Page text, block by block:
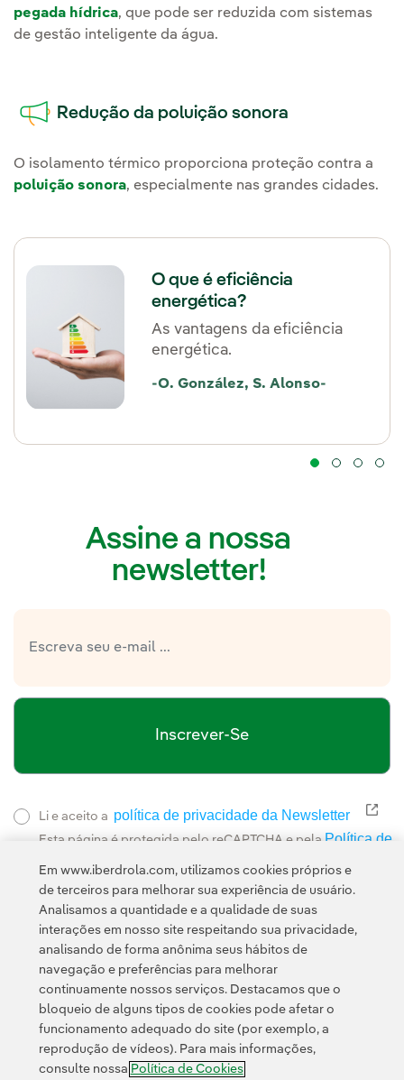
pegada hídrica, que pode ser reduzida com sistemas
de gestão inteligente da água.
Redução da poluição sonora
O isolamento térmico proporciona proteção contra a
poluição sonora, especialmente nas grandes cidades.
O que é eficiência
energética?
As vantagens da eficiência
energética.
-O. González, S. Alonso-
Assine a nossa
newsletter!
Inscrever-Se
Li e aceito a política de privacidade da Newsletter Link
Esta página é protegida pelo reCAPTCHA e pela Política de
e pela
Contato Clientes Política de Privacidade Informação legal
Transparência no uso da IA Política de cookies Configuração de cookies
Acessibilidade Canal de denúncias
Em www.iberdrola.com, utilizamos cookies próprios e
de terceiros para melhorar sua experiência de usuário.
Analisamos a quantidade e a qualidade de suas
interações em nosso site respeitando sua privacidade,
analisando de forma anônima seus hábitos de
navegação e preferências para melhorar
continuamente nossos serviços. Destacamos que o
bloqueio de alguns tipos de cookies pode afetar o
funcionamento adequado do site (por exemplo, a
reprodução de vídeos). Para mais informações,
consulte nossa Política de Cookies